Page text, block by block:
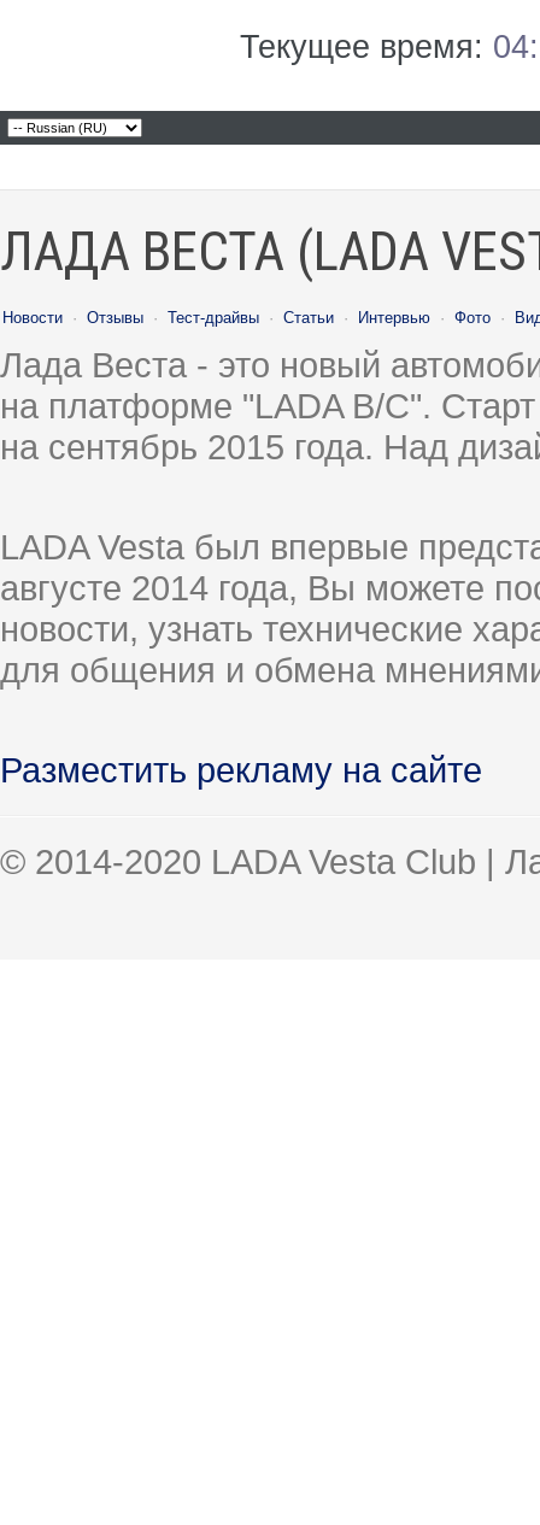
Текущее время:
ЛАДА ВЕСТА (LADA
Новости · Отзывы · Тест-драйвы · Статьи · Интервью · Фото ·
Лада Веста - это новый
на платформе "LADA B/C".
на сентябрь 2015 года. Над
LADA Vesta был впервые
августе 2014 года, Вы можете
новости, узнать технические
для общения и обмена
Разместить рекламу на сайте
© 2014-2020 LADA Vesta Club |